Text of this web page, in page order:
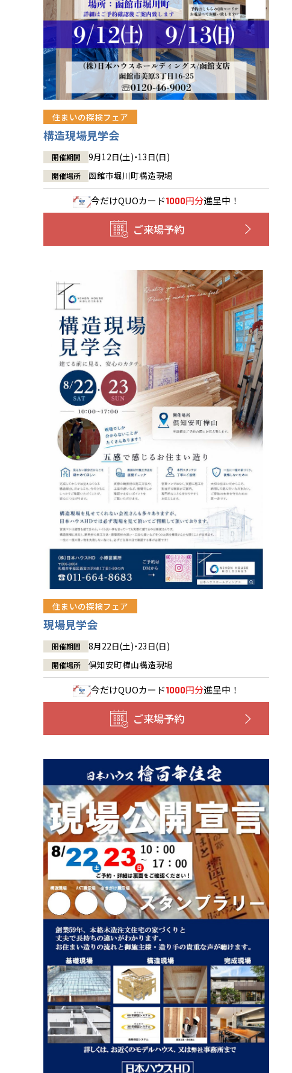
住まいの探検フェア
構造現場見学会
開催期間 9月12日(土)・13日(日)
開催場所 函館市堀川町構造現場
今だけQUOカード1000円分進呈中！
ご来場予約
住まいの探検フェア
現場見学会
開催期間 8月22日(土)・23日(日)
開催場所 倶知安町樺山構造現場
今だけQUOカード1000円分進呈中！
ご来場予約